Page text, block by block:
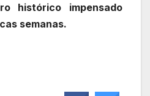
histórico impensado
semanas.